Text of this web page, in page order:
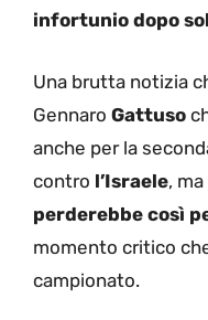
infortunio dopo
Una brutta notizia
Gennaro Gattuso
anche per la
contro l’Israele,
perderebbe così
momento critico
campionato.